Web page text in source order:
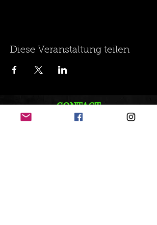
Diese Veranstaltung teilen
CONTACT
+41 79 262 82 81